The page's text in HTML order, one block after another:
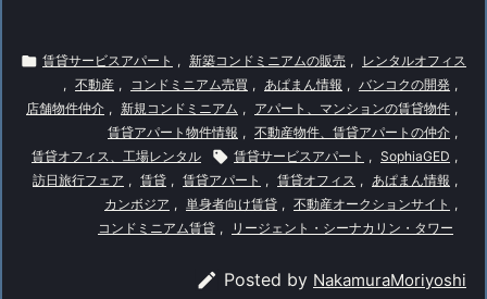
 賃貸サービスアパート , 新築コンドミニアムの販売 , レンタルオフィス
, 不動産 , コンドミニアム売買 , あぱまん情報 , バンコクの開発 ,
店舗物件仲介 , 新規コンドミニアム , アパート、マンションの賃貸物件 ,
賃貸アパート物件情報 , 不動産物件、賃貸アパートの仲介 ,
賃貸オフィス、工場レンタル
 賃貸サービスアパート , SophiaGED ,
訪日旅行フェア , 賃貸 , 賃貸アパート , 賃貸オフィス , あぱまん情報 ,
カンボジア , 単身者向け賃貸 , 不動産オークションサイト ,
コンドミニアム賃貸 , リージェント・シーナカリン・タワー
 Posted by NakamuraMoriyoshi